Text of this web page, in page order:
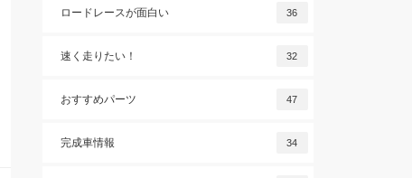
ロードレースが面白い 36
速く走りたい！ 32
おすすめパーツ 47
完成車情報 34